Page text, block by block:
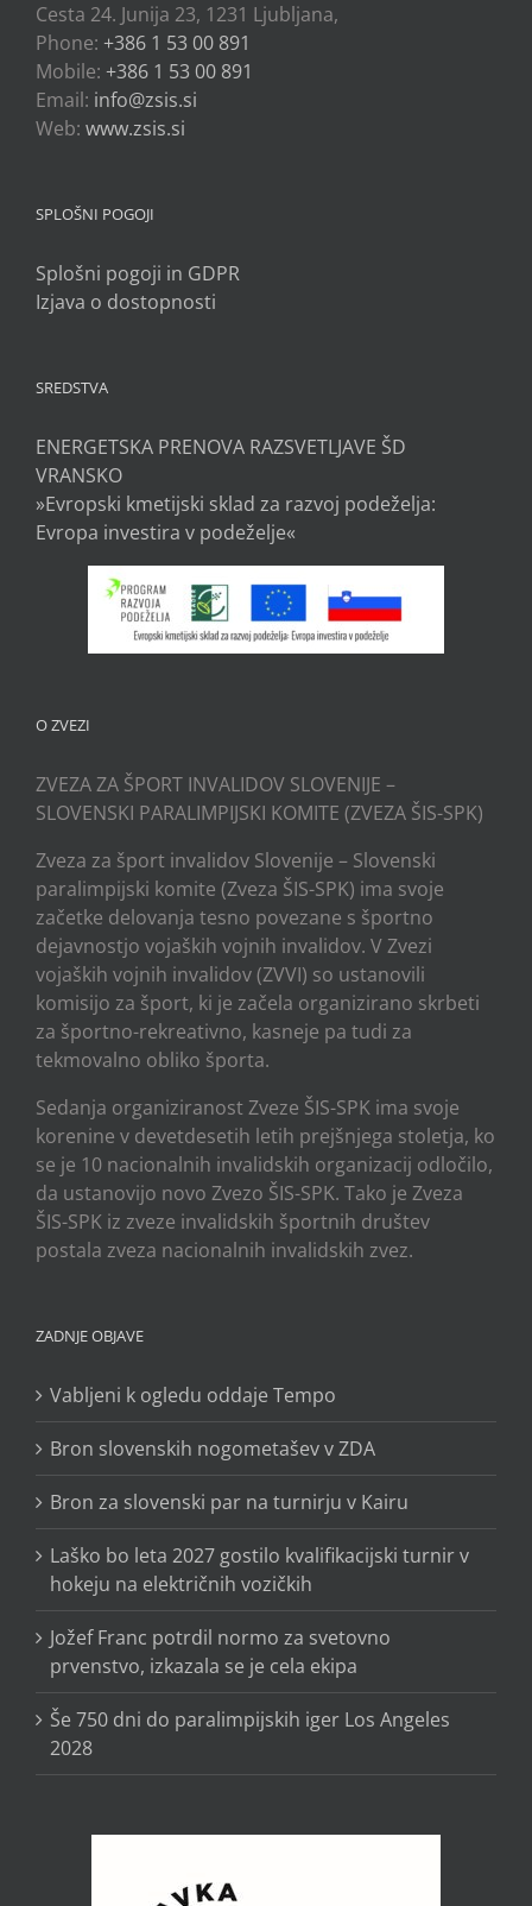
Cesta 24. Junija 23, 1231 Ljubljana,
Phone: +386 1 53 00 891
Mobile: +386 1 53 00 891
Email: info@zsis.si
Web: www.zsis.si
SPLOŠNI POGOJI
Splošni pogoji in GDPR
Izjava o dostopnosti
SREDSTVA
ENERGETSKA PRENOVA RAZSVETLJAVE ŠD
VRANSKO
»Evropski kmetijski sklad za razvoj podeželja:
Evropa investira v podeželje«
O ZVEZI
ZVEZA ZA ŠPORT INVALIDOV SLOVENIJE –
SLOVENSKI PARALIMPIJSKI KOMITE (ZVEZA ŠIS-SPK)
Zveza za šport invalidov Slovenije – Slovenski
paralimpijski komite (Zveza ŠIS-SPK) ima svoje
začetke delovanja tesno povezane s športno
dejavnostjo vojaških vojnih invalidov. V Zvezi
vojaških vojnih invalidov (ZVVI) so ustanovili
komisijo za šport, ki je začela organizirano skrbeti
za športno-rekreativno, kasneje pa tudi za
tekmovalno obliko športa.
Sedanja organiziranost Zveze ŠIS-SPK ima svoje
korenine v devetdesetih letih prejšnjega stoletja, ko
se je 10 nacionalnih invalidskih organizacij odločilo,
da ustanovijo novo Zvezo ŠIS-SPK. Tako je Zveza
ŠIS-SPK iz zveze invalidskih športnih društev
postala zveza nacionalnih invalidskih zvez.
ZADNJE OBJAVE
Vabljeni k ogledu oddaje Tempo
Bron slovenskih nogometašev v ZDA
Bron za slovenski par na turnirju v Kairu
Laško bo leta 2027 gostilo kvalifikacijski turnir v
hokeju na električnih vozičkih
Jožef Franc potrdil normo za svetovno
prvenstvo, izkazala se je cela ekipa
Še 750 dni do paralimpijskih iger Los Angeles
2028